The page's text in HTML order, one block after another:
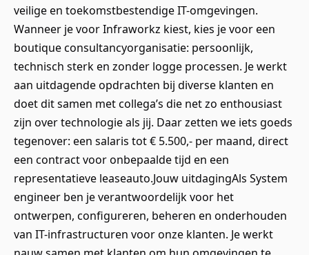
veilige en toekomstbestendige IT-omgevingen.
Wanneer je voor Infraworkz kiest, kies je voor een
boutique consultancyorganisatie: persoonlijk,
technisch sterk en zonder logge processen. Je werkt
aan uitdagende opdrachten bij diverse klanten en
doet dit samen met collega’s die net zo enthousiast
zijn over technologie als jij. Daar zetten we iets goeds
tegenover: een salaris tot € 5.500,- per maand, direct
een contract voor onbepaalde tijd en een
representatieve leaseauto.Jouw uitdagingAls System
engineer ben je verantwoordelijk voor het
ontwerpen, configureren, beheren en onderhouden
van IT-infrastructuren voor onze klanten. Je werkt